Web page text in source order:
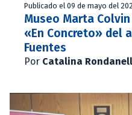
Publicado el 09 de mayo del
Museo Marta
«En Concreto» del
Fuentes
Por Catalina